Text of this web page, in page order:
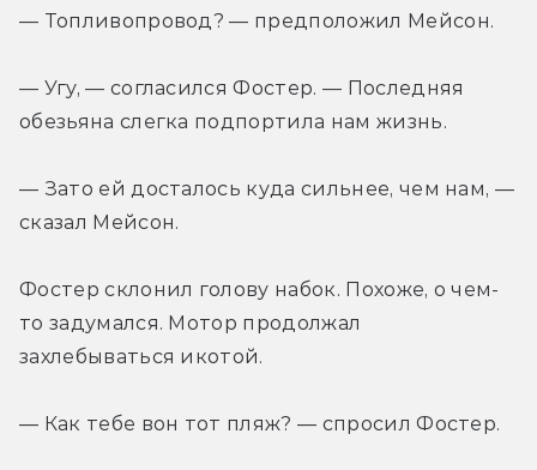
— Топливопровод? — предположил Мейсон.
— Угу, — согласился Фостер. — Последняя
обезьяна слегка подпортила нам жизнь.
— Зато ей досталось куда сильнее, чем нам, —
сказал Мейсон.
Фостер склонил голову набок. Похоже, о чем-
то задумался. Мотор продолжал
захлебываться икотой.
— Как тебе вон тот пляж? — спросил Фостер.